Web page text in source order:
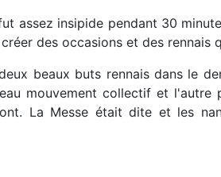
assez insipide pendant 30
des occasions et des rennais
beaux buts rennais dans le
mouvement collectif et l'autre
La Messe était dite et les